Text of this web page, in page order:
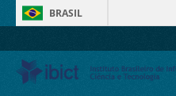
BRASIL